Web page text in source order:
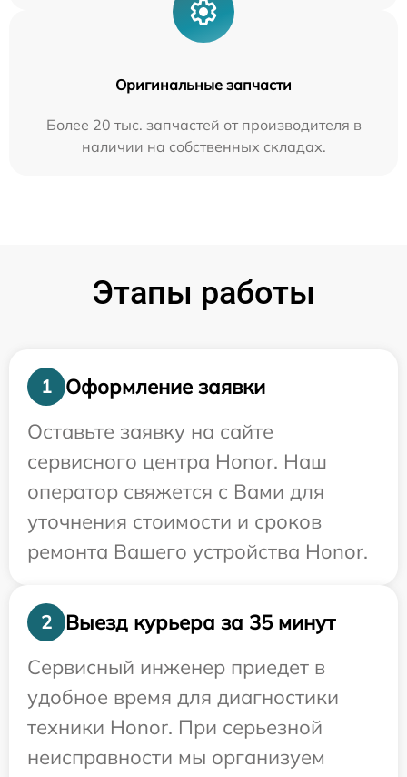
Оригинальные запчасти
Более 20 тыс. запчастей от производителя в
наличии на собственных складах.
Этапы работы
1
Оформление заявки
Оставьте заявку на сайте
сервисного центра Honor. Наш
оператор свяжется с Вами для
уточнения стоимости и сроков
ремонта Вашего устройства Honor.
2
Выезд курьера за 35 минут
Сервисный инженер приедет в
удобное время для диагностики
техники Honor. При серьезной
неисправности мы организуем